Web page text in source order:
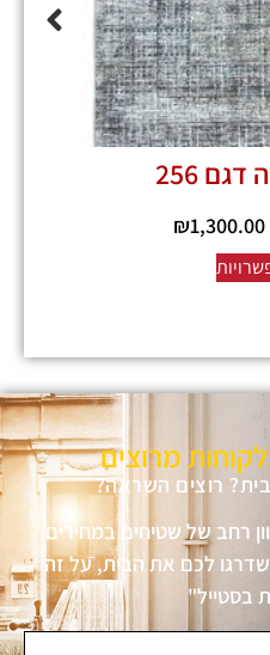
256
₪1,300.00
מרוצים
רוצים השראה?
רחב של שטיחים במחירים
לכם את הבית, על זה
בסטייל"